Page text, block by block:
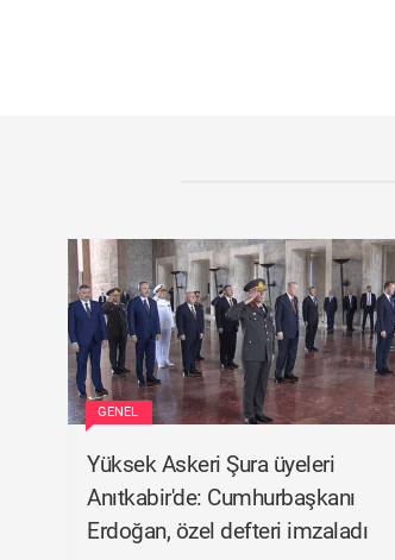
GENEL
Yüksek Askeri Şura üyeleri
Anıtkabir'de: Cumhurbaşkanı
Erdoğan, özel defteri imzaladı